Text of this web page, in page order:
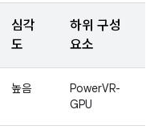
심각
도
하위 구성
요소
높음
PowerVR-
GPU